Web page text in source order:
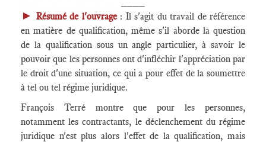
► Résumé de l'ouvrage : Il s'agit du travail de référence
en matière de qualification, même s'il aborde la question
de la qualification sous un angle particulier, à savoir le
pouvoir que les personnes ont d'infléchir l'appréciation par
le droit d'une situation, ce qui a pour effet de la soumettre
à tel ou tel régime juridique.
François Terré montre que pour les personnes,
notamment les contractants, le déclenchement du régime
juridique n'est plus alors l'effet de la qualification, mais